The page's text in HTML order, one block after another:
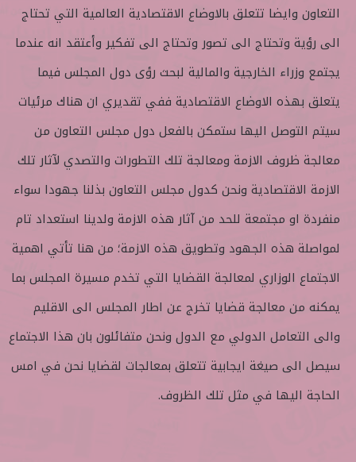
التعاون وايضا تتعلق بالاوضاع الاقتصادية العالمية التي تحتاج
الى رؤية وتحتاج الى تصور وتحتاج الى تفكير وأعتقد انه عندما
يجتمع وزراء الخارجية والمالية لبحث رؤى دول المجلس فيما
يتعلق بهذه الاوضاع الاقتصادية ففي تقديري ان هناك مرئيات
سيتم التوصل اليها ستمكن بالفعل دول مجلس التعاون من
معالجة ظروف الازمة ومعالجة تلك التطورات والتصدي لآثار تلك
الازمة الاقتصادية ونحن كدول مجلس التعاون بذلنا جهودا سواء
منفردة او مجتمعة للحد من آثار هذه الازمة ولدينا استعداد تام
لمواصلة هذه الجهود وتطويق هذه الازمة؛ من هنا تأتي اهمية
الاجتماع الوزاري لمعالجة القضايا التي تخدم مسيرة المجلس بما
يمكنه من معالجة قضايا تخرج عن اطار المجلس الى الاقليم
والى التعامل الدولي مع الدول ونحن متفائلون بان هذا الاجتماع
سيصل الى صيغة ايجابية تتعلق بمعالجات لقضايا نحن في امس
الحاجة اليها في مثل تلك الظروف.